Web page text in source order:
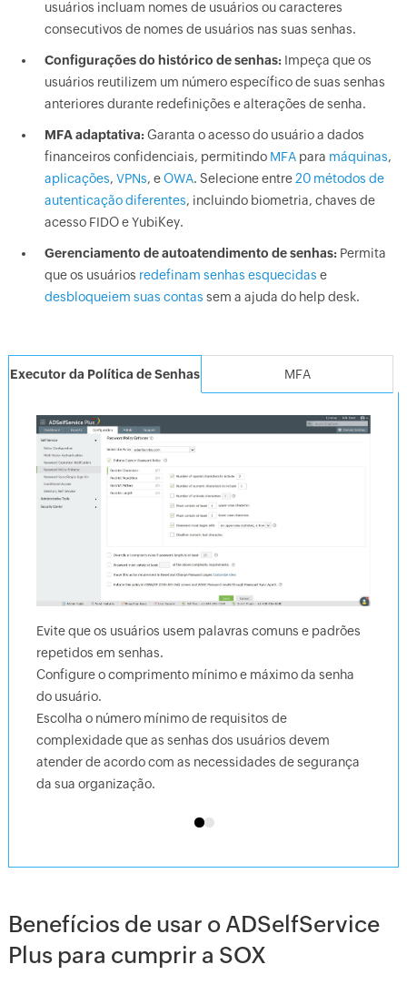
usuários incluam nomes de usuários ou caracteres
consecutivos de nomes de usuários nas suas senhas.
Configurações do histórico de senhas:Impeça que os
usuários reutilizem um número específico de suas senhas
anteriores durante redefinições e alterações de senha.
MFA adaptativa:Garanta o acesso do usuário a dados
financeiros confidenciais, permitindo MFApara máquinas,
aplicações, VPNs, eOWA. Selecione entre20 métodos de
autenticação diferentes, incluindo biometria, chaves de
acesso FIDO e YubiKey.
Gerenciamento de autoatendimento de senhas:Permita
que os usuários redefinam senhas esquecidas e
desbloqueiem suas contas sem a ajuda do help desk.
Executor da Política de Senhas MFA
Evite que os usuários usem palavras comuns e padrões
repetidos em senhas.
Configure o comprimento mínimo e máximo da senha
do usuário.
Escolha o número mínimo de requisitos de
complexidade que as senhas dos usuários devem
atender de acordo com as necessidades de segurança
da sua organização.
Benefícios de usar o ADSelfService
Plus para cumprir a SOX